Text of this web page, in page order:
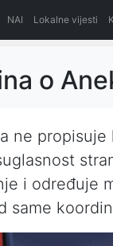
NAI Lokalne vijesti
o
ne propisuje
i određuje
same